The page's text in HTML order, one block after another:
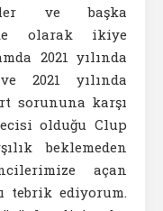
ve başka
olarak ikiye
2021 yılında
2021 yılında
sorununa karşı
olduğu Clup
beklemeden
açan
tebrik ediyorum.